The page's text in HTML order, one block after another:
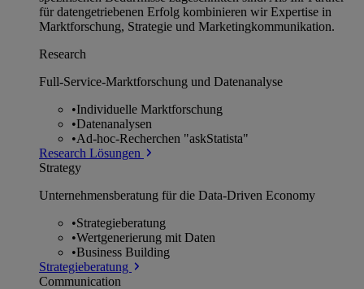
für datengetriebenen Erfolg kombinieren wir Expertise in
Marktforschung, Strategie und Marketingkommunikation.
Research
Full-Service-Marktforschung und Datenanalyse
•Individuelle Marktforschung
•Datenanalysen
•Ad-hoc-Recherchen "askStatista"
Research Lösungen
Strategy
Unternehmens­beratung für die Data-Driven Economy
•Strategieberatung
•Wertgenerierung mit Daten
•Business Building
Strategieberatung
Communication